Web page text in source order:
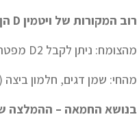
רוב המקורות של ויטמין D
מהצומח: ניתן לקבל D2 מפטריות שיטאקי מיובשות, נבטים שנחשפו אור השמש וזרעי מניות.
מהחי: שמן דגים, חלמון
בנושא החמאה – ההמלצה